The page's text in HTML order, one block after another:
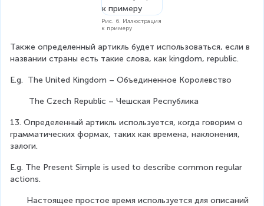
Рис. 6. Иллюстрация
к примеру
Также определенный артикль будет использоваться, если в
названии страны есть такие слова, как kingdom, republic.
E.g.  The United Kingdom – Объединенное Королевство
The Czech Republic – Чешская Республика
13. Определенный артикль используется, когда говорим о
грамматических формах, таких как времена, наклонения,
залоги.
E.g. The Present Simple is used to describe common regular
actions.
Настоящее простое время используется для описаний